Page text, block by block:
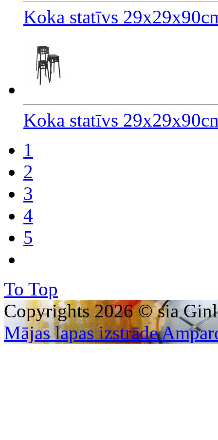
Koka statīvs
Koka statīvs
1
2
3
4
5
To Top
Copyrights 2026 © sia
Mājas lapas izstrāde